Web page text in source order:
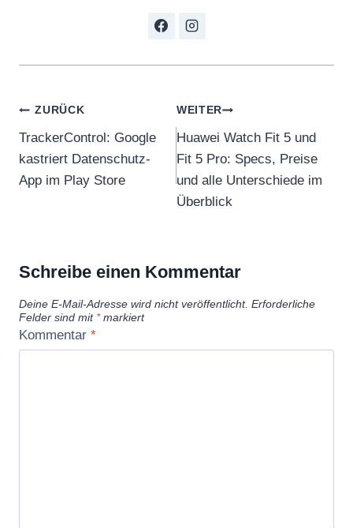
Beitragsnavigation
ZURÜCK
TrackerControl: Google
kastriert Datenschutz-
App im Play Store
WEITER
Huawei Watch Fit 5 und
Fit 5 Pro: Specs, Preise
und alle Unterschiede im
Überblick
Schreibe einen Kommentar
Deine E-Mail-Adresse wird nicht veröffentlicht. Erforderliche
Felder sind mit *markiert
Kommentar *